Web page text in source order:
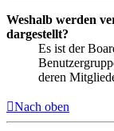
Weshalb werden
dargestellt?
Es ist der
deren
Nach oben